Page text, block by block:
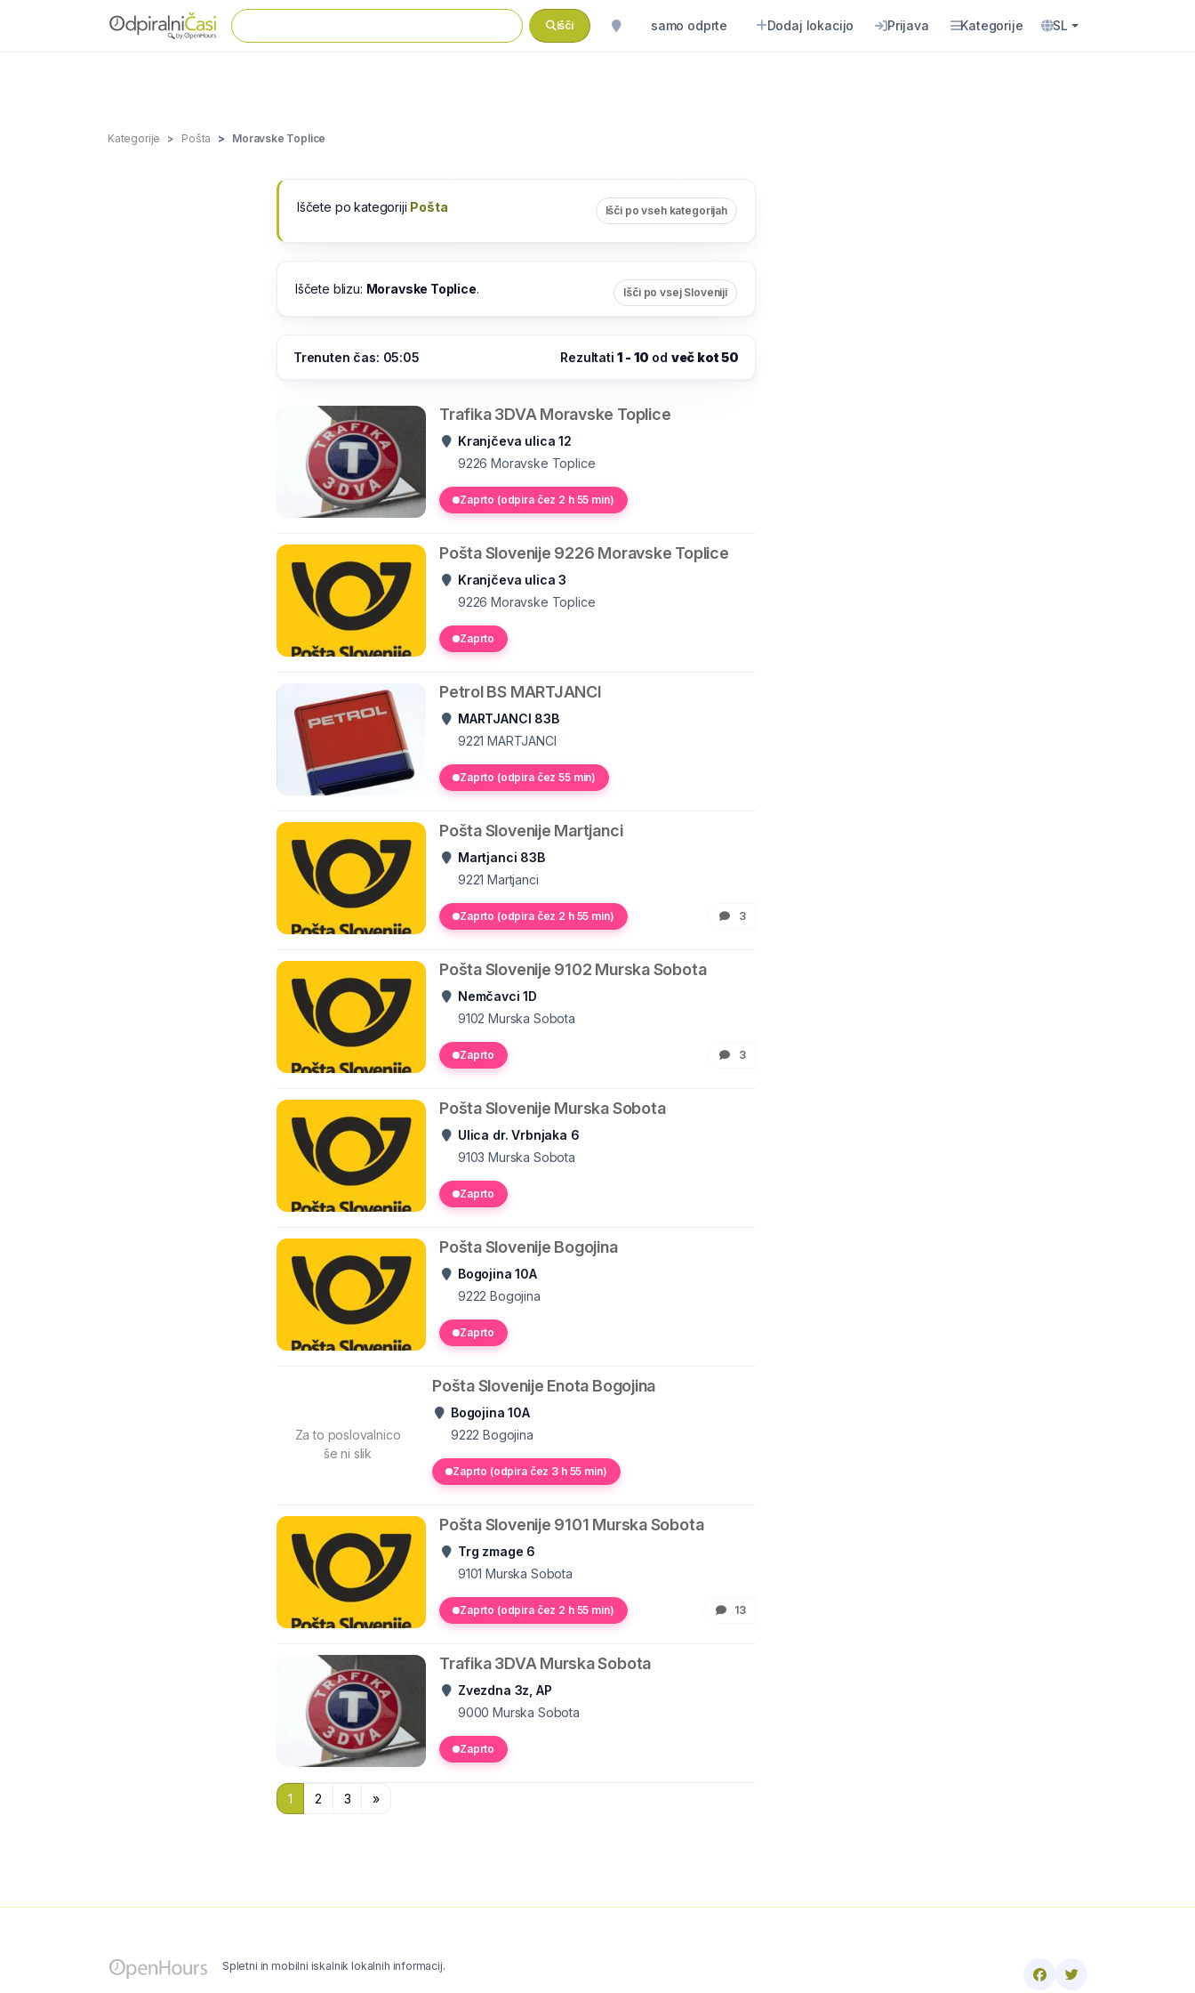
Išči samo odprte Dodaj lokacijo Prijava Kategorije SL
Kategorije Pošta Moravske Toplice
Iščete po kategoriji Pošta Išči po vseh kategorijah
Iščete blizu: Moravske Toplice. Išči po vsej Sloveniji
Trenuten čas: 05:05 Rezultati1 - 10 od več kot 50
Trafika 3DVA Moravske Toplice
Kranjčeva ulica 12
9226 Moravske Toplice
Zaprto (odpira čez 2 h 55 min)
Pošta Slovenije 9226 Moravske Toplice
Kranjčeva ulica 3
9226 Moravske Toplice
Zaprto
Petrol BS MARTJANCI
MARTJANCI 83B
9221 MARTJANCI
Zaprto (odpira čez 55 min)
Pošta Slovenije Martjanci
Martjanci 83B
9221 Martjanci
Zaprto (odpira čez 2 h 55 min) 3
Pošta Slovenije 9102 Murska Sobota
Nemčavci 1D
9102 Murska Sobota
Zaprto 3
Pošta Slovenije Murska Sobota
Ulica dr. Vrbnjaka 6
9103 Murska Sobota
Zaprto
Pošta Slovenije Bogojina
Bogojina 10A
9222 Bogojina
Zaprto
Za to poslovalnico
še ni slik
Pošta Slovenije Enota Bogojina
Bogojina 10A
9222Bogojina
Zaprto (odpira čez 3 h 55 min)
Pošta Slovenije 9101 Murska Sobota
Trg zmage 6
9101 Murska Sobota
Zaprto (odpira čez 2 h 55 min) 13
Trafika 3DVA Murska Sobota
Zvezdna 3z, AP
9000 Murska Sobota
Zaprto
1 2 3 »
Spletni in mobilni iskalnik lokalnih informacij.